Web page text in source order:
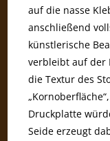
auf die nasse
anschließend
künstlerische
verbleibt auf der
die Textur des
Druckplatte
Seide erzeugt